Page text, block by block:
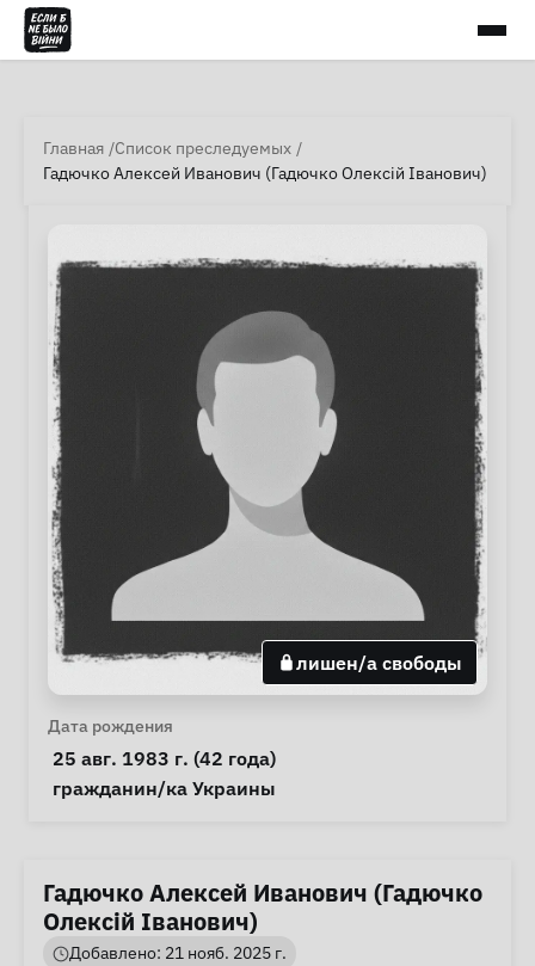
Главная Список преследуемых
Гадючко Алексей Иванович (Гадючко Олексій Іванович)
лишен/а свободы
Личная информация
Дата рождения
25 авг. 1983 г. (42 года)
Особые обстоятельства
гражданин/ка Украины
Гадючко Алексей Иванович (Гадючко
Олексій Іванович)
Добавлено: 21 нояб. 2025 г.